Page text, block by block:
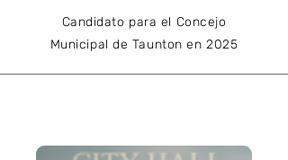
Candidato para el Concejo
Municipal de Taunton en 2025